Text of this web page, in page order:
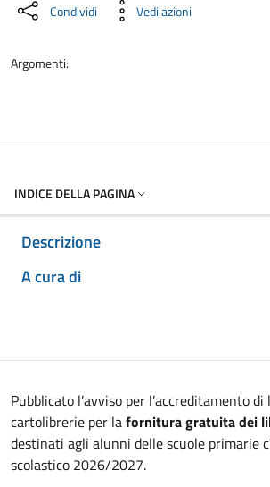
Condividi Vedi azioni
Argomenti:
INDICE DELLA PAGINA
Descrizione
A cura di
Pubblicato l’avviso per l’accreditamento
cartolibrerie per lafornitura gratuita dei
destinati agli alunni delle scuole primarie
scolastico 2026/2027.